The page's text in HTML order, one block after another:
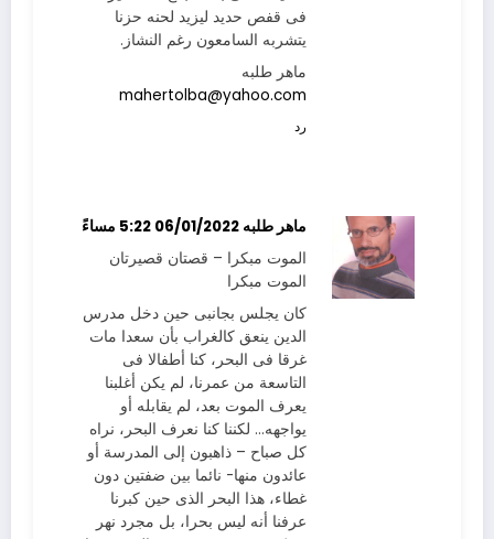
فى قفص حديد ليزيد لحنه حزنا
يتشربه السامعون رغم النشاز.
ماهر طلبه
mahertolba@yahoo.com
رد
ماهر طلبه 06/01/2022 5:22 مساءً
الموت مبكرا – قصتان قصيرتان
الموت مبكرا
كان يجلس بجانبى حين دخل مدرس
الدين ينعق كالغراب بأن سعدا مات
غرقا فى البحر، كنا أطفالا فى
التاسعة من عمرنا، لم يكن أغلبنا
يعرف الموت بعد، لم يقابله أو
يواجهه… لكننا كنا نعرف البحر، نراه
كل صباح – ذاهبون إلى المدرسة أو
عائدون منها- نائما بين ضفتين دون
غطاء، هذا البحر الذى حين كبرنا
عرفنا أنه ليس بحرا، بل مجرد نهر